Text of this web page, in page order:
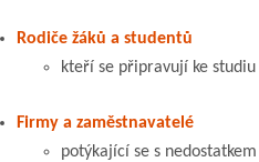
Rodiče žáků a studentů
kteří se připravují ke studiu
Firmy a zaměstnavatelé
potýkající se s